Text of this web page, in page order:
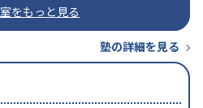
をもっと見る
塾の詳細を見る